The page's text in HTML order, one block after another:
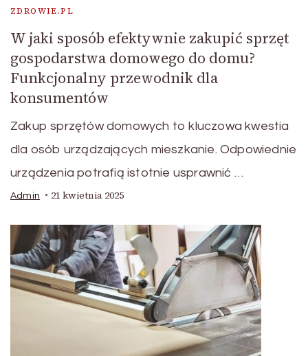
ZDROWIE.PL
W jaki sposób efektywnie zakupić sprzęt
gospodarstwa domowego do domu?
Funkcjonalny przewodnik dla
konsumentów
Zakup sprzętów domowych to kluczowa kwestia
dla osób urządzających mieszkanie. Odpowiednie
urządzenia potrafią istotnie usprawnić …
Admin 21 kwietnia 2025